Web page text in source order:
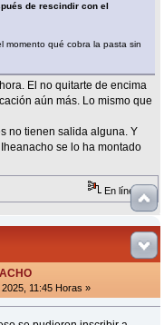
de rescindir con el
momento qué cobra la pasta sin
El no quitarte de encima
aún más. Lo mismo que
no tienen salida alguna. Y
se lo ha montado
En línea
11:45 Horas »